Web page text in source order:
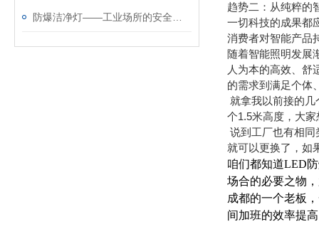
趋势二：从纯粹的
一切科技的成果都
消费者对智能产品
随着智能照明发展
人为本的高效、舒
的需求到满足个体
就拿我以前接的
个1.5米高度，大
说到工厂也有相
就可以更换了，如
咱们都知道LED
场合的必要之物
成都的一个老板
间加班的效率提